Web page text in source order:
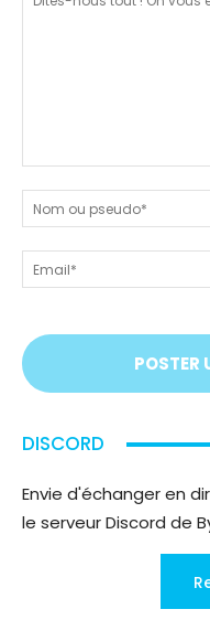
nous
tout
!
On
vous
;)
DISCORD
Envie d'échanger en
le serveur Discord de